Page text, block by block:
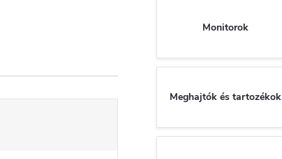
Monitorok
Meghajtók és tartozékok